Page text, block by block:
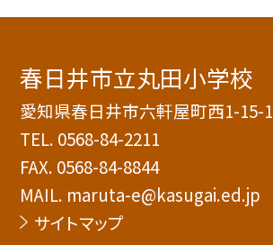
春日井市立丸田小学校
愛知県春日井市六軒屋町西1-15-1
TEL. 0568-84-2211
FAX. 0568-84-8844
MAIL. maruta-e@kasugai.ed.jp
サイトマップ